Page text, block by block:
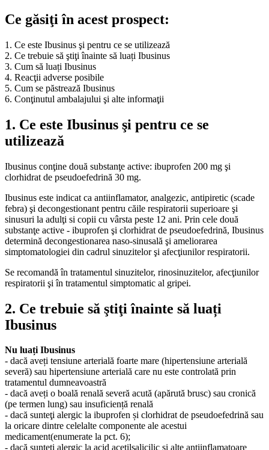
Ce găsiţi în acest prospect:
1. Ce este Ibusinus şi pentru ce se utilizează
2. Ce trebuie să ştiţi înainte să luați Ibusinus
3. Cum să luați Ibusinus
4. Reacţii adverse posibile
5. Cum se păstrează Ibusinus
6. Conţinutul ambalajului şi alte informaţii
1. Ce este Ibusinus şi pentru ce se
utilizează
Ibusinus conţine două substanţe active: ibuprofen 200 mg şi
clorhidrat de pseudoefedrină 30 mg.
Ibusinus este indicat ca antiinflamator, analgezic, antipiretic (scade
febra) şi decongestionant pentru căile respiratorii superioare şi
sinusuri la adulţi si copii cu vârsta peste 12 ani. Prin cele două
substanţe active - ibuprofen şi clorhidrat de pseudoefedrină, Ibusinus
determină decongestionarea naso-sinusală şi ameliorarea
simptomatologiei din cadrul sinuzitelor şi afecţiunilor respiratorii.
Se recomandă în tratamentul sinuzitelor, rinosinuzitelor, afecţiunilor
respiratorii şi în tratamentul simptomatic al gripei.
2. Ce trebuie să ştiţi înainte să luați
Ibusinus
Nu luați Ibusinus
- dacă aveți tensiune arterială foarte mare (hipertensiune arterială
severă) sau hipertensiune arterială care nu este controlată prin
tratamentul dumneavoastră
- dacă aveți o boală renală severă acută (apărută brusc) sau cronică
(pe termen lung) sau insuficiență renală
- dacă sunteţi alergic la ibuprofen și clorhidrat de pseudoefedrină sau
la oricare dintre celelalte componente ale acestui
medicament(enumerate la pct. 6);
- dacă sunteți alergic la acid acetilsalicilic și alte antiinflamatoare